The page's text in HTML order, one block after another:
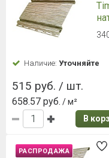
Наличие: Уточняйте
515 руб. / шт.
658.57 руб. / м²
В
РАСПРОДАЖА